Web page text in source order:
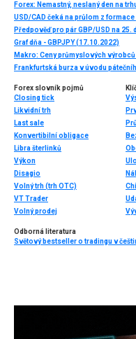
Forex: Nemastný, neslaný den na
USD/CAD čeká na průlom z
Předpověď pro pár GBP/USD na 25.
Graf dňa - GBPJPY (17.10.2022)
Frankfurtská burza v úvodu
Forex slovník pojmů
Closing tick
Likvidní trh
Last sale
Konvertibilní obligace
Libra šterlinků
Výkon
Disagio
Volný trh (trh OTC)
VT Trader
Volný prodej
Odborná literatura